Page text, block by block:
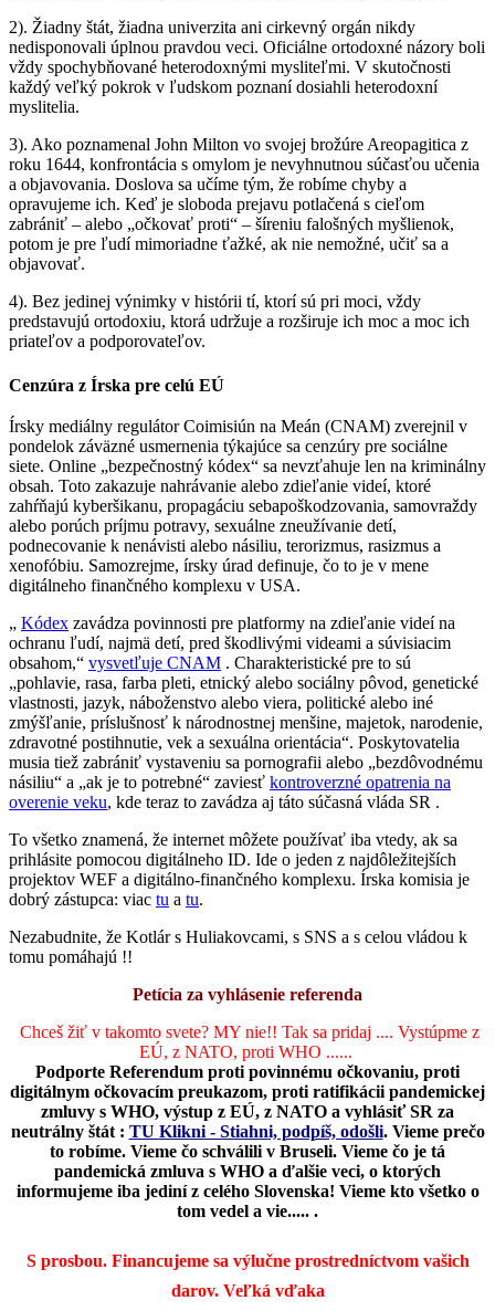
2). Žiadny štát, žiadna univerzita ani cirkevný orgán nikdy
nedisponovali úplnou pravdou veci. Oficiálne ortodoxné názory boli
vždy spochybňované heterodoxnými mysliteľmi. V skutočnosti
každý veľký pokrok v ľudskom poznaní dosiahli heterodoxní
myslitelia.
3). Ako poznamenal John Milton vo svojej brožúre Areopagitica z
roku 1644, konfrontácia s omylom je nevyhnutnou súčasťou učenia
a objavovania. Doslova sa učíme tým, že robíme chyby a
opravujeme ich. Keď je sloboda prejavu potlačená s cieľom
zabrániť – alebo „očkovať proti“ – šíreniu falošných myšlienok,
potom je pre ľudí mimoriadne ťažké, ak nie nemožné, učiť sa a
objavovať.
4). Bez jedinej výnimky v histórii tí, ktorí sú pri moci, vždy
predstavujú ortodoxiu, ktorá udržuje a rozširuje ich moc a moc ich
priateľov a podporovateľov.
Cenzúra z Írska pre celú EÚ
Írsky mediálny regulátor Coimisiún na Meán (CNAM) zverejnil v
pondelok záväzné usmernenia týkajúce sa cenzúry pre sociálne
siete. Online „bezpečnostný kódex“ sa nevzťahuje len na kriminálny
obsah. Toto zakazuje nahrávanie alebo zdieľanie videí, ktoré
zahŕňajú kyberšikanu, propagáciu sebapoškodzovania, samovraždy
alebo porúch príjmu potravy, sexuálne zneužívanie detí,
podnecovanie k nenávisti alebo násiliu, terorizmus, rasizmus a
xenofóbiu. Samozrejme, írsky úrad definuje, čo to je v mene
digitálneho finančného komplexu v USA.
„ Kódex zavádza povinnosti pre platformy na zdieľanie videí na
ochranu ľudí, najmä detí, pred škodlivými videami a súvisiacim
obsahom,“ vysvetľuje CNAM . Charakteristické pre to sú
„pohlavie, rasa, farba pleti, etnický alebo sociálny pôvod, genetické
vlastnosti, jazyk, náboženstvo alebo viera, politické alebo iné
zmýšľanie, príslušnosť k národnostnej menšine, majetok, narodenie,
zdravotné postihnutie, vek a sexuálna orientácia“. Poskytovatelia
musia tiež zabrániť vystaveniu sa pornografii alebo „bezdôvodnému
násiliu“ a „ak je to potrebné“ zaviesť kontroverzné opatrenia na
overenie veku, kde teraz to zavádza aj táto súčasná vláda SR .
To všetko znamená, že internet môžete používať iba vtedy, ak sa
prihlásite pomocou digitálneho ID. Ide o jeden z najdôležitejších
projektov WEF a digitálno-finančného komplexu. Írska komisia je
dobrý zástupca: viac tu a tu.
Nezabudnite, že Kotlár s Huliakovcami, s SNS a s celou vládou k
tomu pomáhajú !!
Petícia za vyhlásenie referenda
Chceš žiť v takomto svete? MY nie!! Tak sa pridaj .... Vystúpme z
EÚ, z NATO, proti WHO ......
Podporte Referendum proti povinnému očkovaniu, proti
digitálnym očkovacím preukazom, proti ratifikácii pandemickej
zmluvy s WHO, výstup z EÚ, z NATO a vyhlásiť SR za
neutrálny štát : TU Klikni - Stiahni, podpíš, odošli. Vieme prečo
to robíme. Vieme čo schválili v Bruseli. Vieme čo je tá
pandemická zmluva s WHO a ďalšie veci, o ktorých
informujeme iba jediní z celého Slovenska! Vieme kto všetko o
tom vedel a vie..... .
S prosbou. Financujeme sa výlučne prostredníctvom vašich
darov. Veľká vďaka